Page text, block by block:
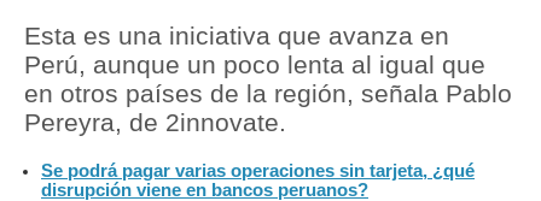
Finanzas Personales
Inmobiliarias
Plus G
Opinión
Esta es una iniciativa que avanza en
Perú, aunque un poco lenta al igual que
en otros países de la región, señala Pablo
Pereyra, de 2innovate.
Se podrá pagar varias operaciones sin tarjeta, ¿qué
disrupción viene en bancos peruanos?